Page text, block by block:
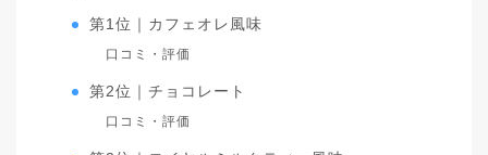
第1位｜カフェオレ風味
口コミ・評価
第2位｜チョコレート
口コミ・評価